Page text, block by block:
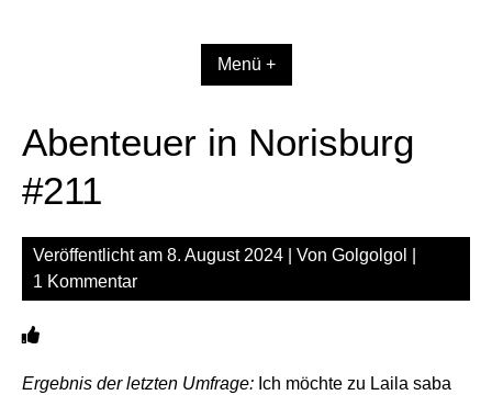
Menü +
Abenteuer in Norisburg
#211
Veröffentlicht am 8. August 2024 | Von Golgolgol
1 Kommentar
Ergebnis der letzten Umfrage: Ich möchte zu Laila saba